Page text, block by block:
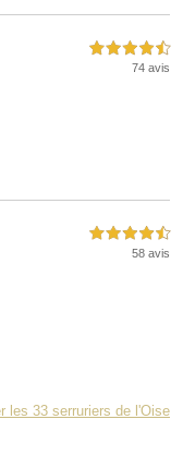
4,5 étoiles sur 5
74 avis
4,5 étoiles sur 5
58 avis
les 33 serruriers de l'Oise